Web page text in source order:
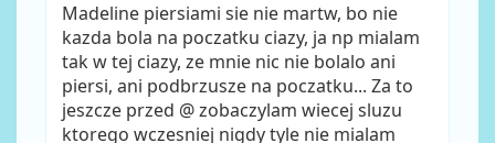
Madeline piersiami sie nie martw, bo nie
kazda bola na poczatku ciazy, ja np mialam
tak w tej ciazy, ze mnie nic nie bolalo ani
piersi, ani podbrzusze na poczatku... Za to
jeszcze przed @ zobaczylam wiecej sluzu
ktorego wczesniej nigdy tyle nie mialam